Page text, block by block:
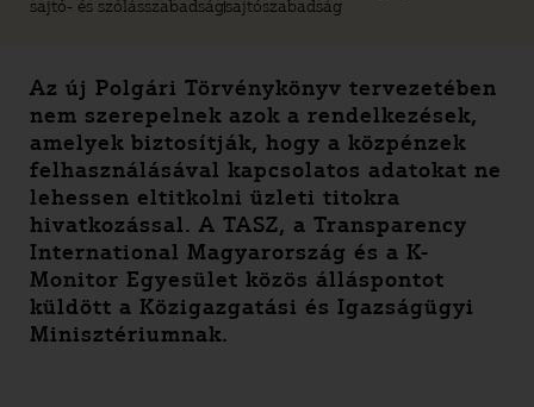
sajtó- és szólásszabadságsajtószabadság
Az új Polgári Törvénykönyv tervezetében
nem szerepelnek azok a rendelkezések,
amelyek biztosítják, hogy a közpénzek
felhasználásával kapcsolatos adatokat ne
lehessen eltitkolni üzleti titokra
hivatkozással. A TASZ, a Transparency
International Magyarország és a K-
Monitor Egyesület közös álláspontot
küldött a Közigazgatási és Igazságügyi
Minisztériumnak.